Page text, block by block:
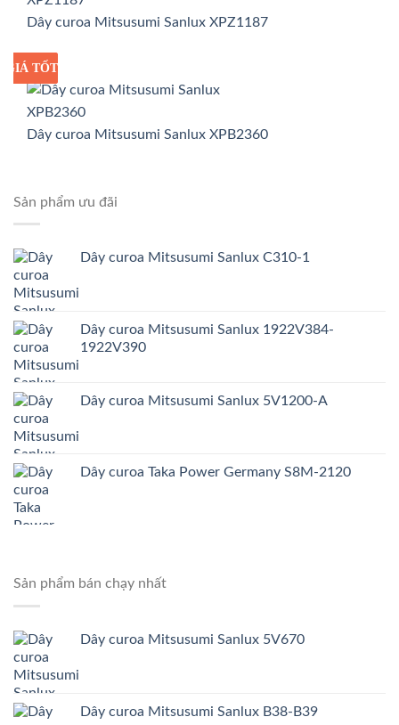
Dây curoa Mitsusumi Sanlux XPZ1187
GIÁ SỈ
GIÁ TỐT
Dây curoa Mitsusumi Sanlux XPB2360
Sản phẩm ưu đãi
Dây curoa Mitsusumi Sanlux C310-1
Dây curoa Mitsusumi Sanlux 1922V384-
1922V390
Dây curoa Mitsusumi Sanlux 5V1200-A
Dây curoa Taka Power Germany S8M-2120
Sản phẩm bán chạy nhất
Dây curoa Mitsusumi Sanlux 5V670
Dây curoa Mitsusumi Sanlux B38-B39